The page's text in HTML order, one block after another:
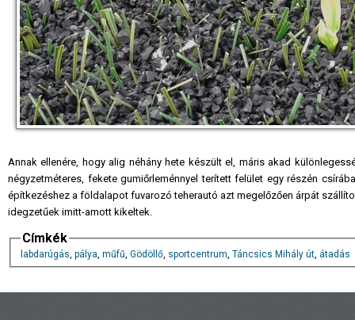
Annak ellenére, hogy alig néhány hete készült el, máris akad
négyzetméteres, fekete gumiőrleménnyel terített felület egy részén
építkezéshez a földalapot fuvarozó teherautó azt megelőzően árpát
idegzetűek imitt-amott kikeltek.
Címkék
labdarúgás, pálya, műfű, Gödöllő, sportcentrum, Táncsics Mihály út, átadás